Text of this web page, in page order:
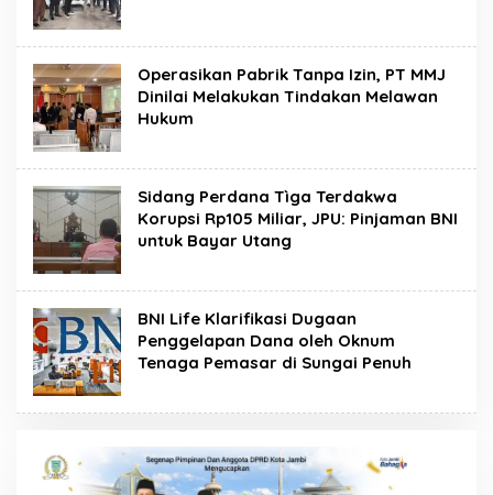
Operasikan Pabrik Tanpa Izin, PT MMJ
Dinilai Melakukan Tindakan Melawan
Hukum
Sidang Perdana Tìga Terdakwa
Korupsi Rp105 Miliar, JPU: Pinjaman BNI
untuk Bayar Utang
BNI Life Klarifikasi Dugaan
Penggelapan Dana oleh Oknum
Tenaga Pemasar di Sungai Penuh